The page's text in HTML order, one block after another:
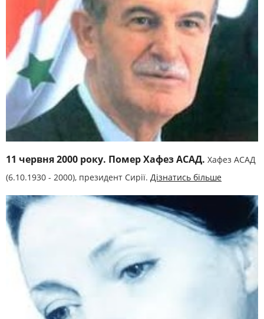
11 червня 2000 року. Помер Хафез АСАД. Хафез АСАД
(6.10.1930 - 2000), президент Сирії. Дізнатись більше